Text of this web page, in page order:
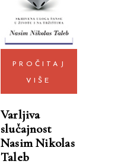
PROČITAJ
VIŠE
Varljiva
slučajnost
Nasim Nikolas
Taleb